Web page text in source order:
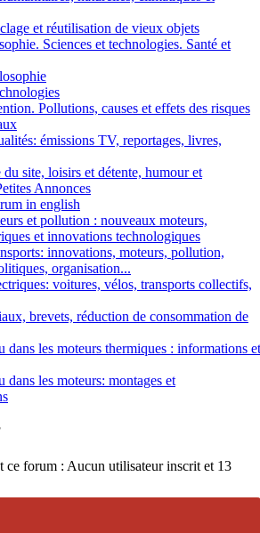
et réutilisation de vieux objets
Sciences et technologies. Santé et
Pollutions, causes et effets des risques
émissions TV, reportages, livres,
site, loisirs et détente, humour et
Annonces
in english
et pollution : nouveaux moteurs,
et innovations technologiques
innovations, moteurs, pollution,
organisation...
voitures, vélos, transports collectifs,
brevets, réduction de consommation de
dans les moteurs thermiques : informations et
dans les moteurs: montages et
ce forum : Aucun utilisateur inscrit et 13